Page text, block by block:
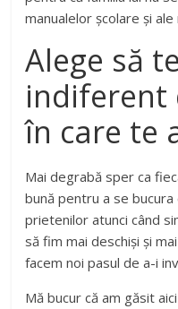
manualelor școlare și
Alege să
indiferent
în care te
Mai degrabă sper ca
bună pentru a se
prietenilor atunci când
să fim mai deschiși și
facem noi pasul de a-i
Mă bucur că am găsit